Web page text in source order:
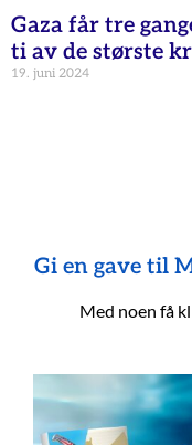
Gaza får tre
ti av de største
19. juni 2024
Gi en gave til
Med noen få